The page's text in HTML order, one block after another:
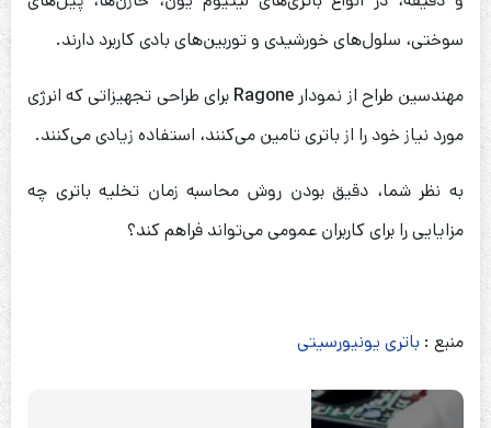
سوختی، سلول‌های خورشیدی و توربین‌های بادی کاربرد دارند.
مهندسین طراح از نمودار Ragone برای طراحی تجهیزاتی که انرژی
مورد نیاز خود را از باتری تامین می‌کنند، استفاده زیادی می‌کنند.
به نظر شما، دقیق بودن روش محاسبه زمان تخلیه باتری چه
مزایایی را برای کاربران عمومی می‌تواند فراهم کند؟
منبع : باتری یونیورسیتی